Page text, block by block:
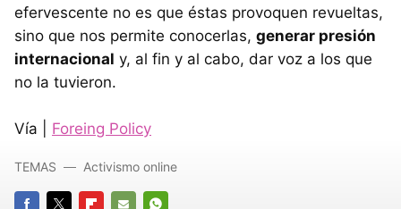
efervescente no es que éstas provoquen revueltas,
sino que nos permite conocerlas, generar presión
internacional y, al fin y al cabo, dar voz a los que
no la tuvieron.
Vía | Foreing Policy
TEMAS Activismo online